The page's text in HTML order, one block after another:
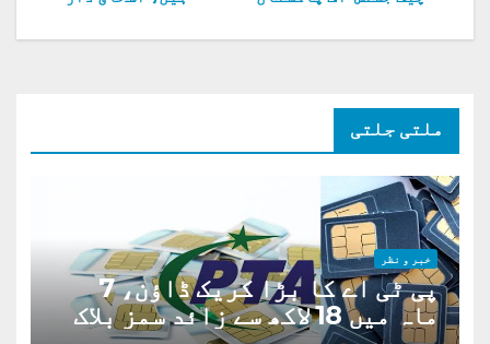
نیویگیشن
ملتی جلتی
خبر و نظر
پی ٹی اے کا بڑا کریک ڈاؤن، 7
ماہ میں 18 لاکھ سے زائد سمز بلاک